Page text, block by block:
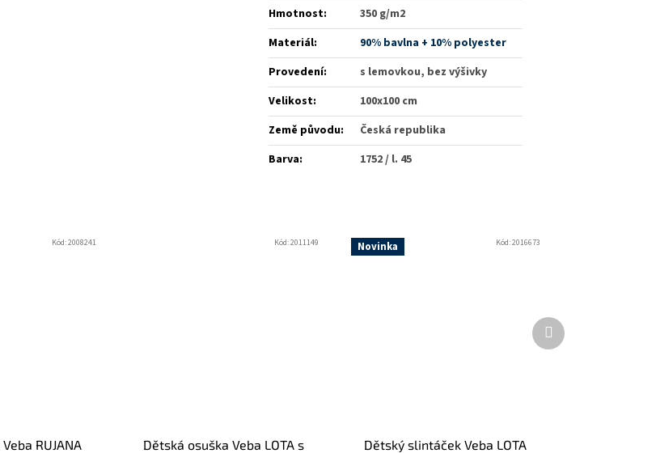
Hmotnost:
350 g/m2
Materiál:
90% bavlna + 10% polyester
Provedení:
s lemovkou, bez výšivky
Velikost:
100x100 cm
Země původu:
Česká republika
Barva: 1752 / l. 45
RUJANA
Kód:2008241
Dětská osuška Veba LOTA s
Kód:2011149 Novinka
Dětský slintáček Veba LOTA
Kód:2016673
Další
produkt